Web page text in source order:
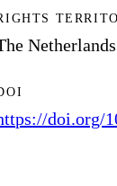
Netherlands
doi.org/